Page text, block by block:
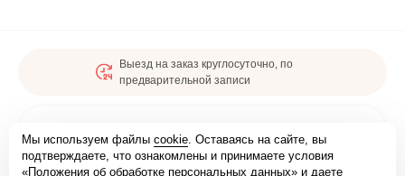
Выезд на заказ круглосуточно, по
предварительной записи
Мы используем файлы cookie. Оставаясь на сайте, вы
подтверждаете, что ознакомлены и принимаете условия
«Положения об обработке персональных данных» и даете